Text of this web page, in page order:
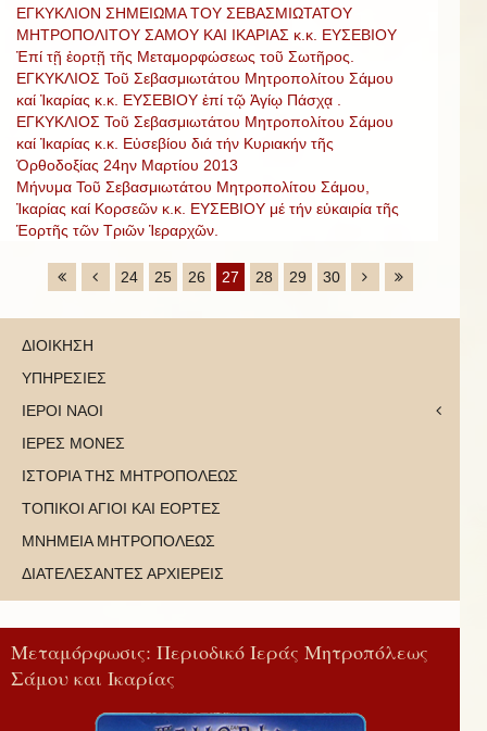
ΕΓΚΥΚΛΙΟΝ ΣΗΜΕΙΩΜΑ ΤΟΥ ΣΕΒΑΣΜΙΩΤΑΤΟΥ
ΜΗΤΡΟΠΟΛΙΤΟΥ ΣΑΜΟΥ ΚΑΙ ΙΚΑΡΙΑΣ κ.κ. ΕΥΣΕΒΙΟΥ
Ἐπί τῇ ἑορτῇ τῆς Μεταμορφώσεως τοῦ Σωτῆρος.
ΕΓΚΥΚΛΙΟΣ Τοῦ Σεβασμιωτάτου Μητροπολίτου Σάμου
καί Ἰκαρίας κ.κ. ΕΥΣΕΒΙΟΥ ἐπί τῷ Ἁγίῳ Πάσχᾳ .
ΕΓΚΥΚΛΙΟΣ Τοῦ Σεβασμιωτάτου Μητροπολίτου Σάμου
καί Ἰκαρίας κ.κ. Εὐσεβίου διά τήν Κυριακήν τῆς
Ὀρθοδοξίας 24ην Μαρτίου 2013
Μήνυμα Τοῦ Σεβασμιωτάτου Μητροπολίτου Σάμου,
Ἰκαρίας καί Κορσεῶν κ.κ. ΕΥΣΕΒΙΟΥ μέ τήν εὐκαιρία τῆς
Ἑορτῆς τῶν Τριῶν Ἱεραρχῶν.
24 25 26 27 28 29 30
ΔΙΟΙΚΗΣΗ
ΥΠΗΡΕΣΙΕΣ
ΙΕΡΟΙ ΝΑΟΙ
ΙΕΡΕΣ ΜΟΝΕΣ
ΙΣΤΟΡΙΑ ΤΗΣ ΜΗΤΡΟΠΟΛΕΩΣ
ΤΟΠΙΚΟΙ ΑΓΙΟΙ ΚΑΙ ΕΟΡΤΕΣ
ΜΝΗΜΕΙΑ ΜΗΤΡΟΠΟΛΕΩΣ
ΔΙΑΤΕΛΕΣΑΝΤΕΣ ΑΡΧΙΕΡΕΙΣ
Μεταμόρφωσις: Περιοδικό Ιεράς Μητροπόλεως
Σάμου και Ικαρίας